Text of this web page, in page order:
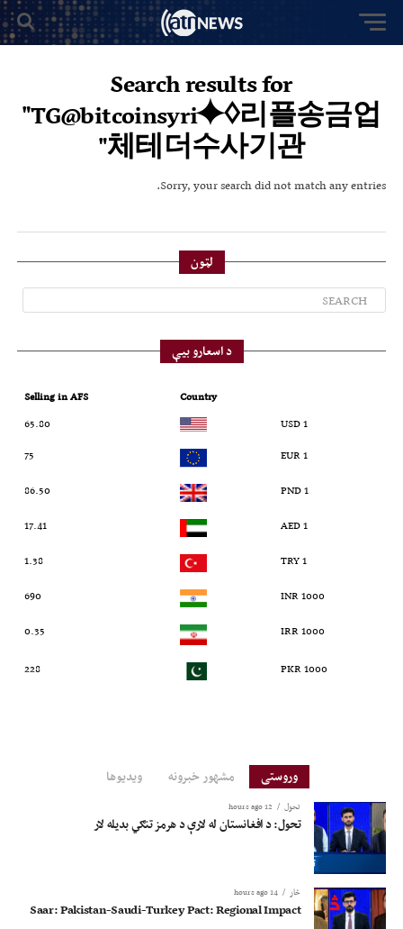
Search results for
"TG@bitcoinsyri⯌♢리플송금업
체테더수사기관"
Sorry, your search did not match any entries.
لټون
د اسعارو بیې
Country
Selling in AFS
1 USD
65.80
1 EUR
75
1 PND
86.50
1 AED
17.41
1 TRY
1.38
1000 INR
690
1000 IRR
0.35
1000 PKR
228
وروستی مشهور خبرونه ویدیوها
تحول 12 hours ago
تحول: د افغانستان له لارې د هرمز تنګي بدیله لار
څار 14 hours ago
Saar: Pakistan-Saudi-Turkey Pact: Regional Impact